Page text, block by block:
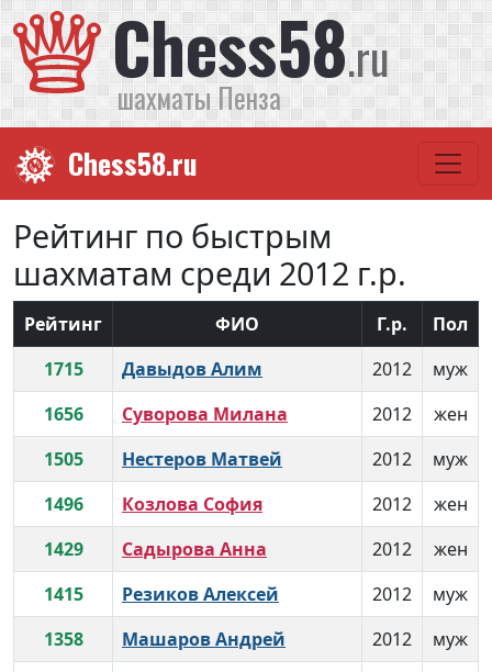
Chess58.ru
шахматы Пенза
Chess58.ru
Рейтинг по быстрым
шахматам среди 2012 г.р.
Рейтинг ФИО Г.р.
Пол
1715
Давыдов Алим 2012
муж
1656
Суворова Милана 2012
жен
1505
Нестеров Матвей 2012
муж
1496
Козлова София 2012
жен
1429
Садырова Анна 2012
жен
1415
Резиков Алексей 2012
муж
1358
Машаров Андрей 2012
муж